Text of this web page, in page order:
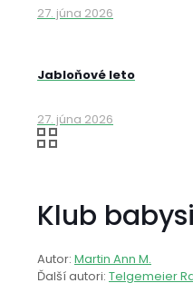
27. júna 2026
Jabloňové leto
27. júna 2026
Klub
Autor: Martin Ann M.
Ďalší autori: Telgemeier